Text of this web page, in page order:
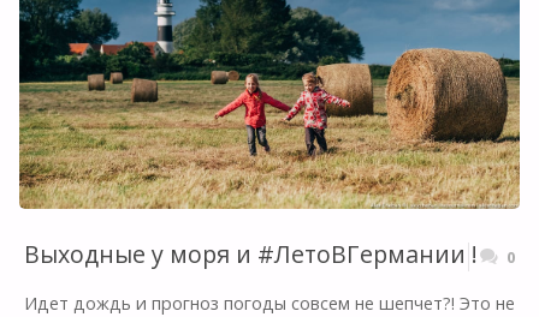
Выходные у моря и #ЛетоВГермании ! 0
Идет дождь и прогноз погоды совсем не шепчет?! Это не